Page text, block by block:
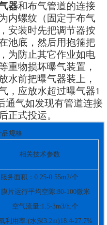
器和布气管道的连接
内螺纹（固定于布气
安装时先把调节器按
池底，然后用抱箍把
为防止其它作业如电
重物损坏曝气装置，
水前把曝气器装上，
，应放水超过曝气器1
通气如发现有管道连接
正式投运。
品规格
相关技术参数
服务面积：0.25-0.55m2/个
运行平均空隙:80-100微米
空气流量:1.5-3m3/h.个
用率:(水深3.2m)18.4-27.7%